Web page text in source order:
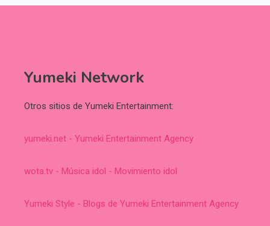
Yumeki Network
Otros sitios de Yumeki Entertainment:
yumeki.net - Yumeki Entertainment Agency
wota.tv - Música idol - Movimiento idol
Yumeki Style - Blogs de Yumeki Entertainment Agency